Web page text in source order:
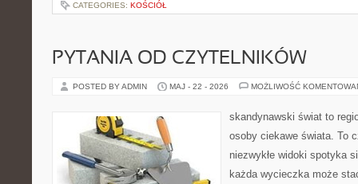
CATEGORIES: KOŚCIÓŁ
PYTANIA OD CZYTELNIKÓW
POSTED BY ADMIN MAJ - 22 - 2026 MOŻLIWOŚĆ
skandynawski świat to
osoby ciekawe świata. To
niezwykłe widoki spotyka
każda wycieczka może